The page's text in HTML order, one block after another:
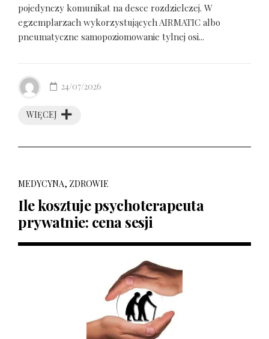
pojedynczy komunikat na desce rozdzielczej. W
egzemplarzach wykorzystujących AIRMATIC albo
pneumatyczne samopoziomowanie tylnej osi...
WIĘCEJ
24/07/2026
MEDYCYNA, ZDROWIE
Ile kosztuje psychoterapeuta
prywatnie: cena sesji